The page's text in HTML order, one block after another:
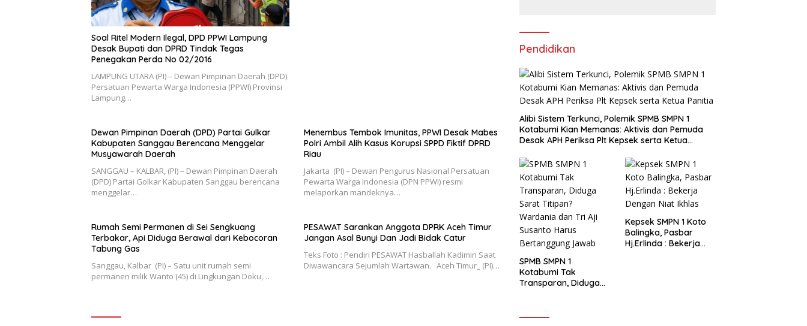
Soal Ritel Modern Ilegal, DPD PPWI Lampung
Desak Bupati dan DPRD Tindak Tegas
Penegakan Perda No 02/2016
​LAMPUNG UTARA (PI) – Dewan Pimpinan Daerah (DPD)
Persatuan Pewarta Warga Indonesia (PPWI) Provinsi
Lampung…
Dewan Pimpinan Daerah (DPD) Partai Gulkar
Kabupaten Sanggau Berencana Menggelar
Musyawarah Daerah
SANGGAU – KALBAR, (PI) – Dewan Pimpinan Daerah
(DPD) Partai Golkar Kabupaten Sanggau berencana
menggelar…
Menembus Tembok Imunitas, PPWI Desak Mabes
Polri Ambil Alih Kasus Korupsi SPPD Fiktif DPRD
Riau
Jakarta (PI) – Dewan Pengurus Nasional Persatuan
Pewarta Warga Indonesia (DPN PPWI) resmi
melaporkan mandeknya…
Rumah Semi Permanen di Sei Sengkuang
Terbakar, Api Diduga Berawal dari Kebocoran
Tabung Gas
Sanggau, Kalbar (PI) – Satu unit rumah semi
permanen milik Wanto (45) di Lingkungan Doku,…
PESAWAT Sarankan Anggota DPRK Aceh Timur
Jangan Asal Bunyi Dan Jadi Bidak Catur
Teks Foto : Pendiri PESAWAT Hasballah Kadimin Saat
Diwawancara Sejumlah Wartawan. Aceh Timur_ (PI)…
Pendidikan
Alibi Sistem Terkunci, Polemik SPMB SMPN 1
Kotabumi Kian Memanas: Aktivis dan Pemuda
Desak APH Periksa Plt Kepsek serta Ketua
SPMB SMPN 1
Kotabumi Tak
Transparan, Diduga
Susanto Harus
Kepsek SMPN 1 Koto
Balingka, Pasbar
Hj.Erlinda : Bekerja